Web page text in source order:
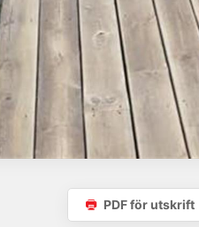
PDF för utskrift